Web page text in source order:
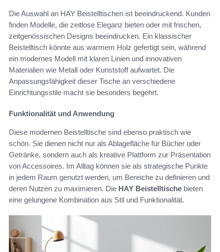
Die Auswahl an HAY Beistelltischen ist beeindruckend. Kunden
finden Modelle, die zeitlose Eleganz bieten oder mit frischen,
zeitgenössischen Designs beeindrucken. Ein klassischer
Beistelltisch könnte aus warmem Holz gefertigt sein, während
ein modernes Modell mit klaren Linien und innovativen
Materialien wie Metall oder Kunststoff aufwartet. Die
Anpassungsfähigkeit dieser Tische an verschiedene
Einrichtungsstile macht sie besonders begehrt.
Funktionalität und Anwendung
Diese modernen Beistelltische sind ebenso praktisch wie
schön. Sie dienen nicht nur als Ablagefläche für Bücher oder
Getränke, sondern auch als kreative Plattform zur Präsentation
von Accessoires. Im Alltag können sie als strategische Punkte
in jedem Raum genutzt werden, um Bereiche zu definieren und
deren Nutzen zu maximieren. Die HAY Beistelltische bieten
eine gelungene Kombination aus Stil und Funktionalität.